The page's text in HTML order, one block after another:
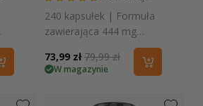
240 kapsułek | Formuła
zawierająca 444 mg
czystego magnezu na
porcję
Cena
promocyjna
73,99 zł Cena
regularna
79,99 zł
W magazynie